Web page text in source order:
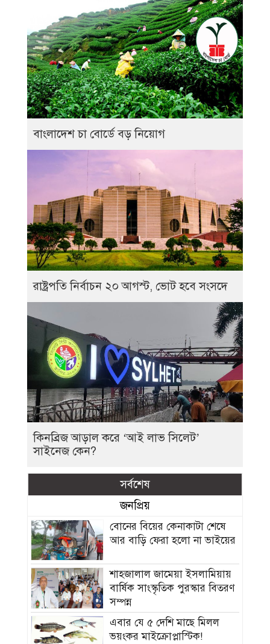
বাংলাদেশ চা বোর্ডে বড় নিয়োগ
রাষ্ট্রপতি নির্বাচন ২০ আগস্ট, ভোট হবে সংসদে
কিনব্রিজ আড়াল করে ‘আই লাভ সিলেট’
সাইনেজ কেন?
সর্বশেষ
জনপ্রিয়
বোনের বিয়ের কেনাকাটা শেষে
আর বাড়ি ফেরা হলো না ভাইয়ের
শাহজালাল জামেয়া ইসলামিয়ায়
বার্ষিক সাংস্কৃতিক পুরস্কার বিতরণ
সম্পন্ন
এবার যে ৫ দেশি মাছে মিলল
ভয়ংকর মাইক্রোপ্লাস্টিক!